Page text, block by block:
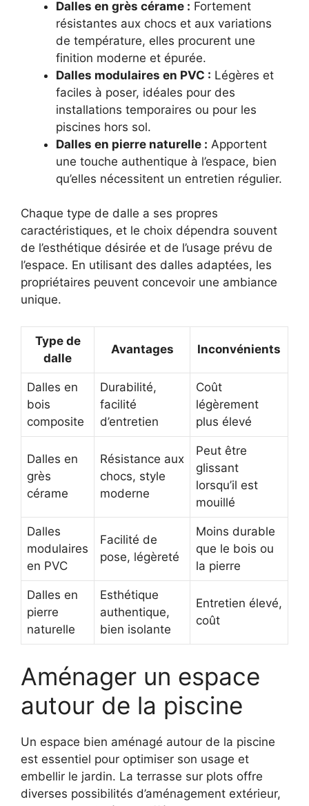
Dalles en grès cérame : Fortement
résistantes aux chocs et aux variations
de température, elles procurent une
finition moderne et épurée.
Dalles modulaires en PVC : Légères et
faciles à poser, idéales pour des
installations temporaires ou pour les
piscines hors sol.
Dalles en pierre naturelle : Apportent
une touche authentique à l’espace, bien
qu’elles nécessitent un entretien régulier.
Chaque type de dalle a ses propres
caractéristiques, et le choix dépendra souvent
de l’esthétique désirée et de l’usage prévu de
l’espace. En utilisant des dalles adaptées, les
propriétaires peuvent concevoir une ambiance
unique.
Type de
dalle
Avantages Inconvénients
Dalles en
bois
composite
Durabilité,
facilité
d’entretien
Coût
légèrement
plus élevé
Dalles en
grès
cérame
Résistance aux
chocs, style
moderne
Peut être
glissant
lorsqu’il est
mouillé
Dalles
modulaires
en PVC
Facilité de
pose, légèreté
Moins durable
que le bois ou
la pierre
Dalles en
pierre
naturelle
Esthétique
authentique,
bien isolante
Entretien élevé,
coût
Aménager un espace
autour de la piscine
Un espace bien aménagé autour de la piscine
est essentiel pour optimiser son usage et
embellir le jardin. La terrasse sur plots offre
diverses possibilités d’aménagement extérieur,